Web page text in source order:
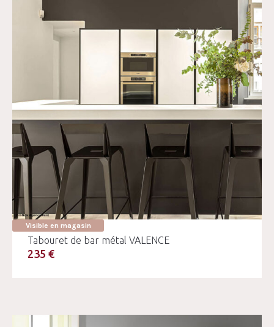
Visible en magasin
Tabouret de bar métal VALENCE
235 €